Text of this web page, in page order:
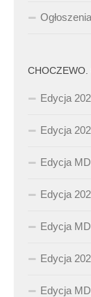
Ogłoszenia
CHOCZEWO.
Edycja
Edycja
Edycja
Edycja
Edycja
Edycja
Edycja